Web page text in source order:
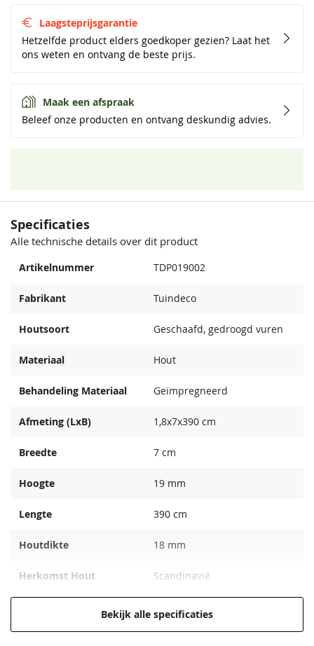
Laagsteprijsgarantie
Hetzelfde product elders goedkoper gezien? Laat het
ons weten en ontvang de beste prijs.
Maak een afspraak
Beleef onze producten en ontvang deskundig advies.
Specificaties
Alle technische details over dit product
Artikelnummer TDP019002
Fabrikant Tuindeco
Houtsoort Geschaafd, gedroogd vuren
Materiaal Hout
Behandeling Materiaal Geïmpregneerd
Afmeting (LxB) 1,8x7x390 cm
Breedte 7 cm
Hoogte 19 mm
Lengte 390 cm
Houtdikte 18 mm
Herkomst Hout Scandinavië
Bekijk alle specificaties